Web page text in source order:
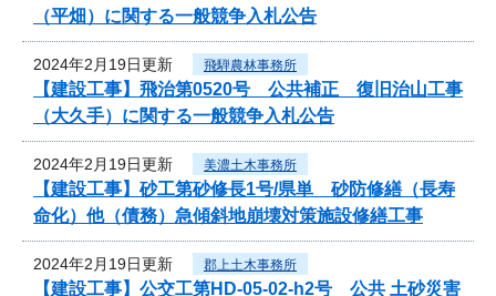
（平畑）に関する一般競争入札公告
2024年2月19日更新 飛騨農林事務所
【建設工事】飛治第0520号 公共補正 復旧治山工事
（大久手）に関する一般競争入札公告
2024年2月19日更新 美濃土木事務所
【建設工事】砂工第砂修長1号/県単 砂防修繕（長寿
命化）他（債務）急傾斜地崩壊対策施設修繕工事
2024年2月19日更新 郡上土木事務所
【建設工事】公交工第HD-05-02-h2号 公共 土砂災害